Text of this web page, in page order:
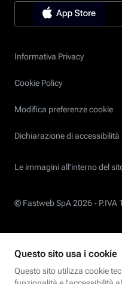
Informativa Privacy
Cookie Policy
Modifica preferenze cookie
Dichiarazione di accessibilità
Le immagini all’interno del
© Fastweb SpA 2026 - P.IVA